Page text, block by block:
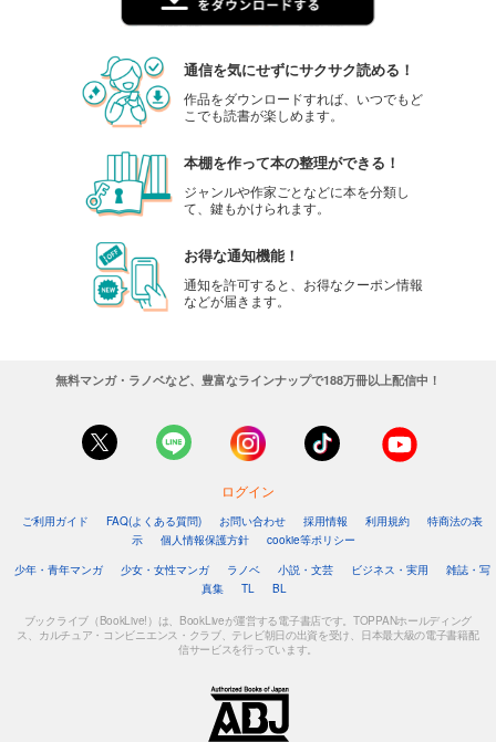
通信を気にせずにサクサク読める！
作品をダウンロードすれば、いつでもど
こでも読書が楽しめます。
本棚を作って本の整理ができる！
ジャンルや作家ごとなどに本を分類し
て、鍵もかけられます。
お得な通知機能！
通知を許可すると、お得なクーポン情報
などが届きます。
無料マンガ・ラノベなど、豊富なラインナップで188万冊以上配信中！
ログイン
ご利用ガイド FAQ(よくある質問) お問い合わせ 採用情報 利用規約
特商法の表
示
個人情報保護方針
cookie等ポリシー
少年・青年マンガ
少女・女性マンガ ラノベ 小説・文芸 ビジネス・実用
雑誌・写
真集
TL BL
ブックライブ（BookLive!）は、BookLiveが運営する電子書店です。TOPPANホールディング
ス、カルチュア・コンビニエンス・クラブ、テレビ朝日の出資を受け、日本最大級の電子書籍配
信サービスを行っています。